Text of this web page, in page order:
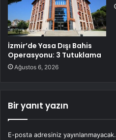
İzmir’de Yasa Dışı Bahis
Operasyonu: 3 Tutuklama
Ağustos 6, 2026
Bir yanıt yazın
E-posta adresiniz yayınlanmayacak.